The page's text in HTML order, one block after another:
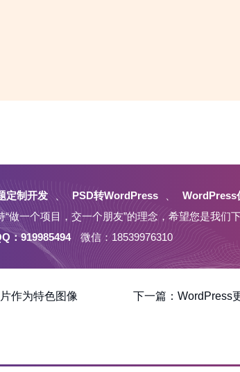
定制开发 、 PSD转WordPress 、 WordPress
“做一个项目，交一个朋友”的理念，希望您是我们
：919985494 微信：18539976310
作为特色图像 下一篇：WordPress